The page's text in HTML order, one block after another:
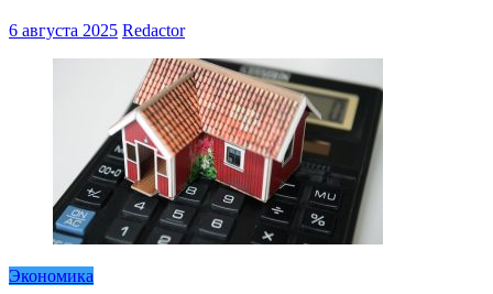
6 августа 2025 Redactor
Экономика